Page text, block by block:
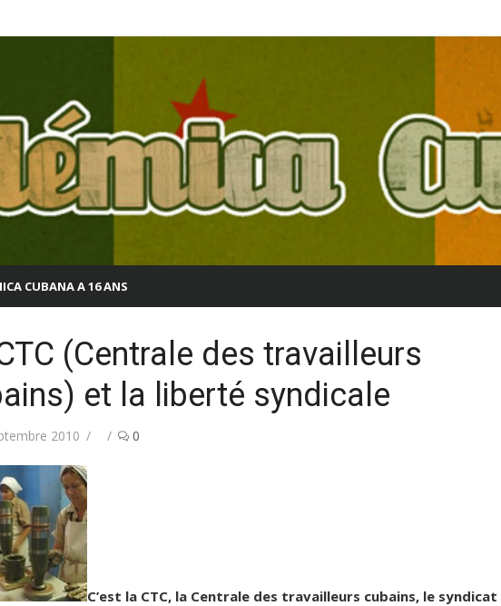
Cubana
CUBANA A 16 ANS
(Centrale des travailleurs
et la liberté syndicale
2010 Auteur/autrice
0
C’est la CTC, la Centrale des travailleurs cubains, le syndicat